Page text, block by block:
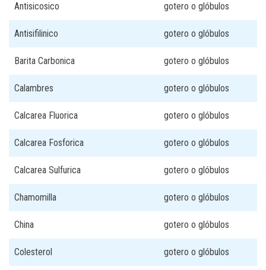
Antisicosico gotero o glóbulos
Antisifilinico gotero o glóbulos
Barita Carbonica gotero o glóbulos
Calambres gotero o glóbulos
Calcarea Fluorica gotero o glóbulos
Calcarea Fosforica gotero o glóbulos
Calcarea Sulfurica gotero o glóbulos
Chamomilla gotero o glóbulos
China gotero o glóbulos
Colesterol gotero o glóbulos